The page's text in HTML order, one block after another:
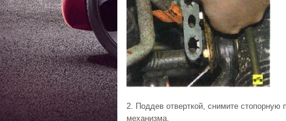
2. Поддев отверткой, снимите стопорную
механизма.